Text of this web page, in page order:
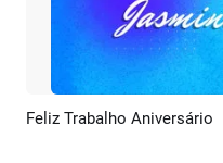
Pré-
Feliz Trabalho Aniversário